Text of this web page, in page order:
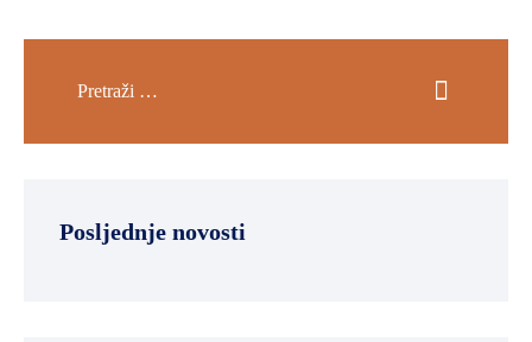
Posljednje novosti